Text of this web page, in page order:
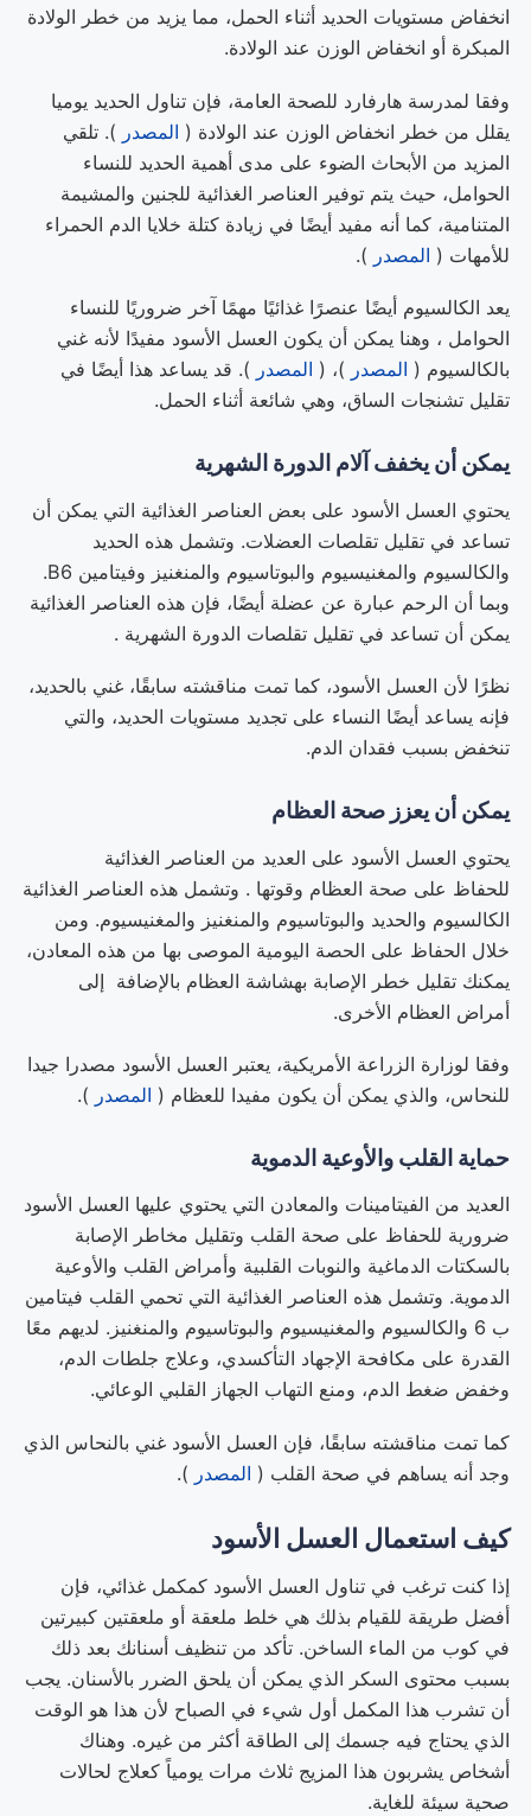
انخفاض مستويات الحديد أثناء الحمل، مما يزيد من خطر الولادة
المبكرة أو انخفاض الوزن عند الولادة.
وفقا لمدرسة هارفارد للصحة العامة، فإن تناول الحديد يوميا
يقلل من خطر انخفاض الوزن عند الولادة ( المصدر ). تلقي
المزيد من الأبحاث الضوء على مدى أهمية الحديد للنساء
الحوامل، حيث يتم توفير العناصر الغذائية للجنين والمشيمة
المتنامية، كما أنه مفيد أيضًا في زيادة كتلة خلايا الدم الحمراء
للأمهات ( المصدر ).
يعد الكالسيوم أيضًا عنصرًا غذائيًا مهمًا آخر ضروريًا للنساء
الحوامل ، وهنا يمكن أن يكون العسل الأسود مفيدًا لأنه غني
بالكالسيوم ( المصدر )، ( المصدر ). قد يساعد هذا أيضًا في
تقليل تشنجات الساق، وهي شائعة أثناء الحمل.
يمكن أن يخفف آلام الدورة الشهرية
يحتوي العسل الأسود على بعض العناصر الغذائية التي يمكن أن
تساعد في تقليل تقلصات العضلات. وتشمل هذه الحديد
والكالسيوم والمغنيسيوم والبوتاسيوم والمنغنيز وفيتامين B6.
وبما أن الرحم عبارة عن عضلة أيضًا، فإن هذه العناصر الغذائية
يمكن أن تساعد في تقليل تقلصات الدورة الشهرية .
نظرًا لأن العسل الأسود، كما تمت مناقشته سابقًا، غني بالحديد،
فإنه يساعد أيضًا النساء على تجديد مستويات الحديد، والتي
تنخفض بسبب فقدان الدم.
يمكن أن يعزز صحة العظام
يحتوي العسل الأسود على العديد من العناصر الغذائية
للحفاظ على صحة العظام وقوتها . وتشمل هذه العناصر الغذائية
الكالسيوم والحديد والبوتاسيوم والمنغنيز والمغنيسيوم. ومن
خلال الحفاظ على الحصة اليومية الموصى بها من هذه المعادن،
يمكنك تقليل خطر الإصابة بهشاشة العظام بالإضافة إلى
أمراض العظام الأخرى.
وفقا لوزارة الزراعة الأمريكية، يعتبر العسل الأسود مصدرا جيدا
للنحاس، والذي يمكن أن يكون مفيدا للعظام ( المصدر ).
حماية القلب والأوعية الدموية
العديد من الفيتامينات والمعادن التي يحتوي عليها العسل الأسود
ضرورية للحفاظ على صحة القلب وتقليل مخاطر الإصابة
بالسكتات الدماغية والنوبات القلبية وأمراض القلب والأوعية
الدموية. وتشمل هذه العناصر الغذائية التي تحمي القلب فيتامين
ب 6 والكالسيوم والمغنيسيوم والبوتاسيوم والمنغنيز. لديهم معًا
القدرة على مكافحة الإجهاد التأكسدي، وعلاج جلطات الدم،
وخفض ضغط الدم، ومنع التهاب الجهاز القلبي الوعائي.
كما تمت مناقشته سابقًا، فإن العسل الأسود غني بالنحاس الذي
وجد أنه يساهم في صحة القلب ( المصدر ).
كيف استعمال العسل الأسود
إذا كنت ترغب في تناول العسل الأسود كمكمل غذائي، فإن
أفضل طريقة للقيام بذلك هي خلط ملعقة أو ملعقتين كبيرتين
في كوب من الماء الساخن. تأكد من تنظيف أسنانك بعد ذلك
بسبب محتوى السكر الذي يمكن أن يلحق الضرر بالأسنان. يجب
أن تشرب هذا المكمل أول شيء في الصباح لأن هذا هو الوقت
الذي يحتاج فيه جسمك إلى الطاقة أكثر من غيره. وهناك
أشخاص يشربون هذا المزيج ثلاث مرات يومياً كعلاج لحالات
صحية سيئة للغاية.